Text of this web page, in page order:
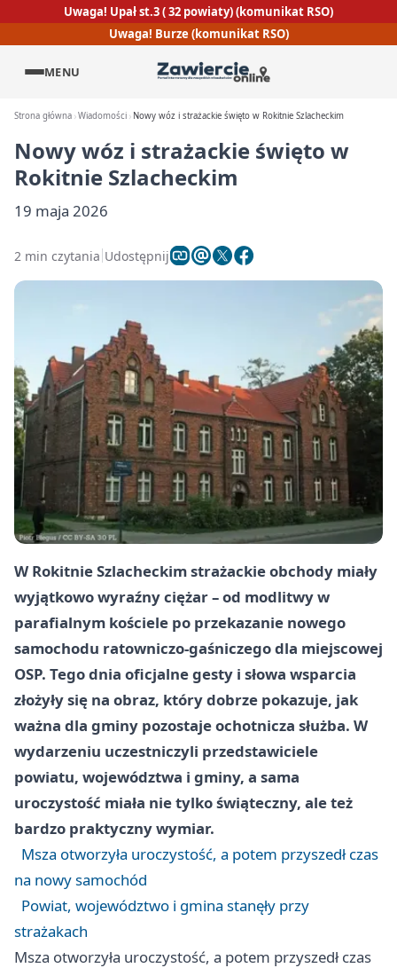
Uwaga! Upał st.3 ( 32 powiaty) (komunikat RSO)
Uwaga! Burze (komunikat RSO)
MENU
Strona główna Wiadomości Nowy wóz i strażackie święto w Rokitnie Szlacheckim
Nowy wóz i strażackie święto w
Rokitnie Szlacheckim
19 maja 2026
2 min czytania Udostępnij
W Rokitnie Szlacheckim strażackie obchody miały
wyjątkowo wyraźny ciężar – od modlitwy w
parafialnym kościele po przekazanie nowego
samochodu ratowniczo-gaśniczego dla miejscowej
OSP. Tego dnia oficjalne gesty i słowa wsparcia
złożyły się na obraz, który dobrze pokazuje, jak
ważna dla gminy pozostaje ochotnicza służba. W
wydarzeniu uczestniczyli przedstawiciele
powiatu, województwa i gminy, a sama
uroczystość miała nie tylko świąteczny, ale też
bardzo praktyczny wymiar.
Msza otworzyła uroczystość, a potem przyszedł czas
na nowy samochód
Powiat, województwo i gmina stanęły przy
strażakach
Msza otworzyła uroczystość, a potem przyszedł czas